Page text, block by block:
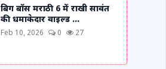
बिग बॉस मराठी 6 में राखी सावंत
की धमाकेदार वाइल्ड ...
Feb 10, 2026 0 27